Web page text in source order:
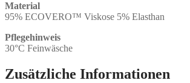
Material
95% ECOVERO™ Viskose 5% Elasthan
Pflegehinweis
30°C Feinwäsche
Zusätzliche Informationen